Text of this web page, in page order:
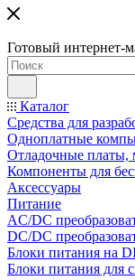
Готовый интернет-
Каталог
Средства для
Одноплатные
Отладочные платы,
Компоненты для
Аксессуары
Питание
AC/DC
DC/DC
Блоки питания на
Блоки питания для